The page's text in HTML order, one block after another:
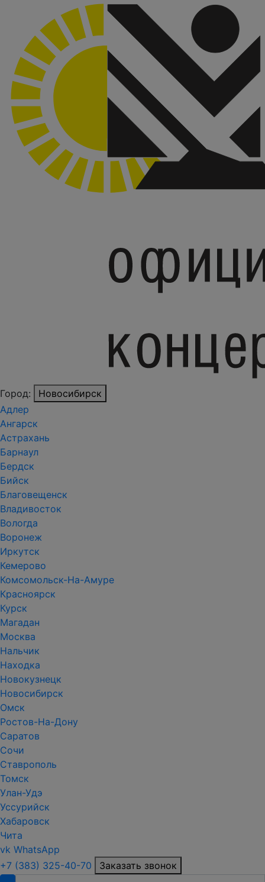
Город:
Новосибирск
Адлер
Ангарск
Астрахань
Барнаул
Бердск
Бийск
Благовещенск
Владивосток
Вологда
Воронеж
Иркутск
Кемерово
Комсомольск-На-Амуре
Красноярск
Курск
Магадан
Москва
Нальчик
Находка
Новокузнецк
Новосибирск
Омск
Ростов-На-Дону
Саратов
Сочи
Ставрополь
Томск
Улан-Удэ
Уссурийск
Хабаровск
Чита
vk WhatsApp
+7 (383) 325-40-70
Заказать звонок